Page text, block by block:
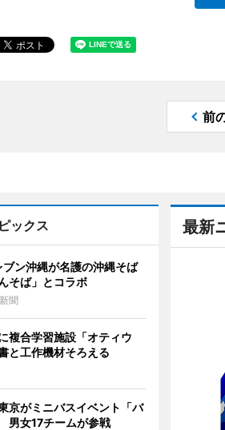
前
最新
ックス
ブン沖縄が名護の沖縄そば
そば」とコラボ
聞
複合学習施設「オティウ
工作機材そろえる
京がミニバスイベント「バ
男女17チームが参戦